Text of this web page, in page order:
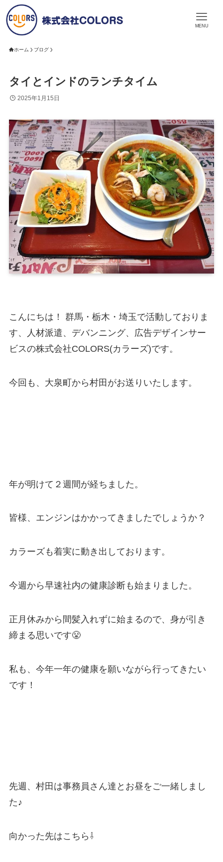
MENU
ホーム ブログ
タイとインドのランチタイム
2025年1月15日
こんにちは！ 群馬・栃木・埼玉で活動しておりま
す、人材派遣、デバンニング、広告デザインサー
ビスの株式会社COLORS(カラーズ)です。
今回も、大泉町から村田がお送りいたします。
年が明けて２週間が経ちました。
皆様、エンジンはかかってきましたでしょうか？
カラーズも着実に動き出しております。
今週から早速社内の健康診断も始まりました。
正月休みから間髪入れずに始まるので、 身が引き
締まる思いです😤
私も、今年一年の健康を願いながら行ってきたい
です！
先週、村田は事務員さん達とお昼をご一緒しまし
た♪
向かった先はこちら⇩